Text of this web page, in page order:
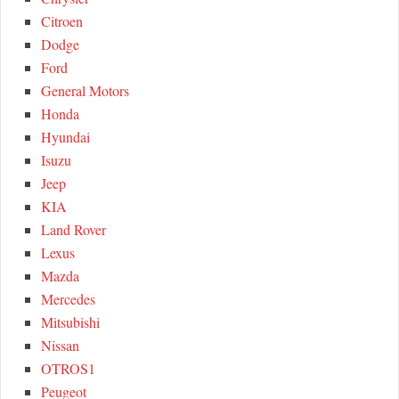
Citroen
Dodge
Ford
General Motors
Honda
Hyundai
Isuzu
Jeep
KIA
Land Rover
Lexus
Mazda
Mercedes
Mitsubishi
Nissan
OTROS1
Peugeot